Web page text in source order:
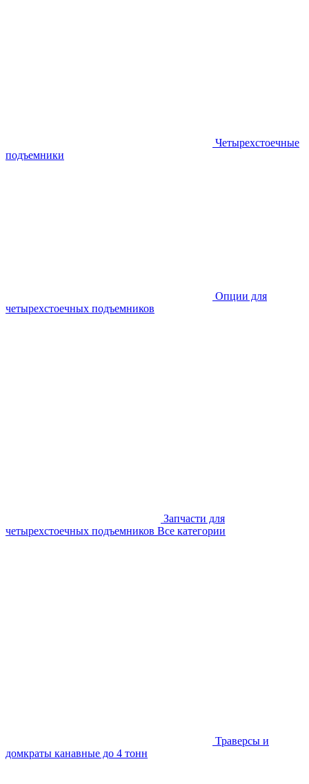
Четырехстоечные
подъемники
Опции для
четырехстоечных подъемников
Запчасти для
четырехстоечных подъемников Все категории
Траверсы и
домкраты канавные до 4 тонн